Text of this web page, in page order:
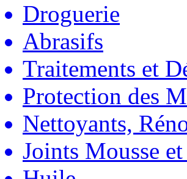
Droguerie
Abrasifs
Traitements et
Protection des
Nettoyants,
Joints Mousse